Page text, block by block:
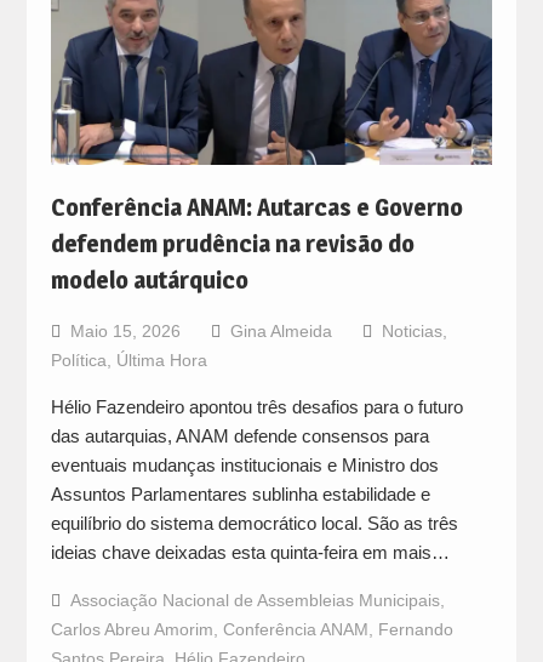
Conferência ANAM: Autarcas e Governo
defendem prudência na revisão do
modelo autárquico
Maio 15, 2026 Gina Almeida Noticias,
Política
Última Hora
Hélio Fazendeiro apontou três desafios para o futuro
das autarquias, ANAM defende consensos para
eventuais mudanças institucionais e Ministro dos
Assuntos Parlamentares sublinha estabilidade e
equilíbrio do sistema democrático local. São as três
ideias chave deixadas esta quinta-feira em mais…
Associação Nacional de Assembleias Municipais,
Carlos Abreu Amorim Conferência ANAM
Fernando